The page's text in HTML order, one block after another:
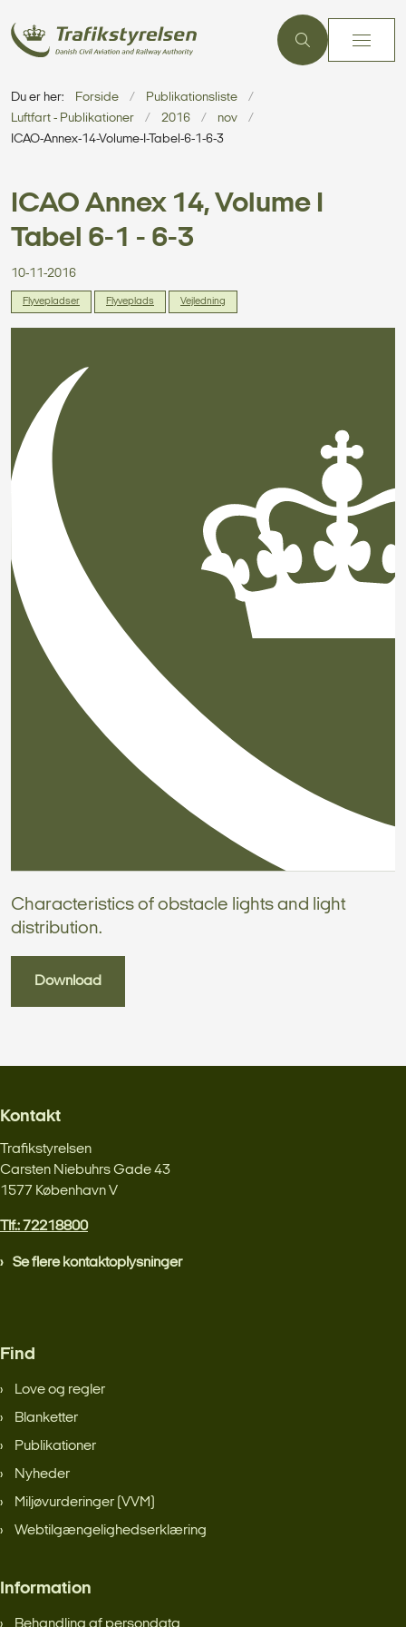
Du er her: Forside
Publikationsliste
Luftfart - Publikationer
2016
nov
ICAO-Annex-14-Volume-I-Tabel-6-1-6-3
ICAO Annex 14, Volume I
Tabel 6-1 - 6-3
10-11-2016
Flyvepladser Flyveplads Vejledning
Characteristics of obstacle lights and light
distribution.
Download
Kontakt
Trafikstyrelsen
Carsten Niebuhrs Gade 43
1577 København V
Tlf.: 72218800
Se flere kontaktoplysninger
Find
Love og regler
Blanketter
Publikationer
Nyheder
Miljøvurderinger (VVM)
Webtilgængelighedserklæring
Information